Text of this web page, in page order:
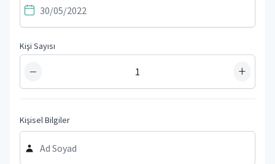
Kişi Sayısı
− +
Kişisel Bilgiler